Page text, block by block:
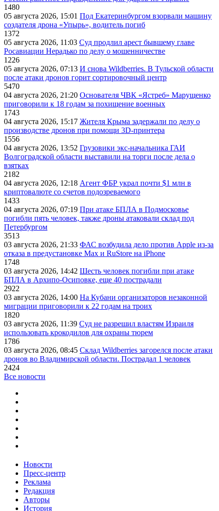
1480
05 августа 2026, 15:01 Под Екатеринбургом взорвали машину
создателя дрона «Упырь», водитель погиб
1372
05 августа 2026, 11:03 Суд продлил арест бывшему главе
Росавиации Нерадько по делу о мошенничестве
1226
05 августа 2026, 07:13 И снова Wildberries. В Тульской области
после атаки дронов горит сортировочный центр
5470
04 августа 2026, 21:20 Основателя ЧВК «Ястреб» Марущенко
приговорили к 18 годам за похищение военных
1743
04 августа 2026, 15:17 Жителя Крыма задержали по делу о
производстве дронов при помощи 3D‑принтера
1556
04 августа 2026, 13:52 Грузовики экс-начальника ГАИ
Волгоградской области выставили на торги после дела о
взятках
2182
04 августа 2026, 12:18 Агент ФБР украл почти $1 млн в
криптовалюте со счетов подозреваемого
1433
04 августа 2026, 07:19 При атаке БПЛА в Подмосковье
погибли пять человек, также дроны атаковали склад под
Петербургом
3513
03 августа 2026, 21:33 ФАС возбудила дело против Apple из-за
отказа в предустановке Max и RuStore на iPhone
1748
03 августа 2026, 14:42 Шесть человек погибли при атаке
БПЛА в Архипо-Осиповке, еще 40 пострадали
2922
03 августа 2026, 14:00 На Кубани организаторов незаконной
миграции приговорили к 22 годам на троих
1820
03 августа 2026, 11:39 Суд не разрешил властям Израиля
использовать крокодилов для охраны тюрем
1786
03 августа 2026, 08:45 Склад Wildberries загорелся после атаки
дронов во Владимирской области. Пострадал 1 человек
2424
Все новости
Новости
Пресс-центр
Реклама
Редакция
Авторы
История